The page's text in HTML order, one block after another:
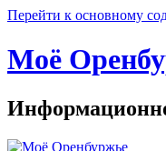
Перейти к основному
Моё